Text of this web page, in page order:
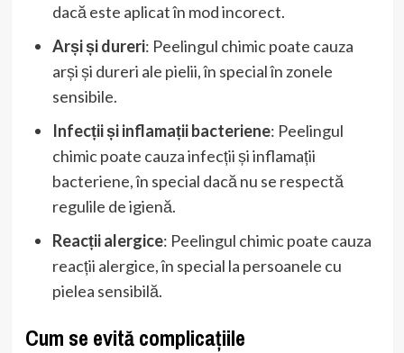
dacă este aplicat în mod incorect.
Arși și dureri: Peelingul chimic poate cauza
arși și dureri ale pielii, în special în zonele
sensibile.
Infecții și inflamații bacteriene: Peelingul
chimic poate cauza infecții și inflamații
bacteriene, în special dacă nu se respectă
regulile de igienă.
Reacții alergice: Peelingul chimic poate cauza
reacții alergice, în special la persoanele cu
pielea sensibilă.
Cum se evită complicațiile